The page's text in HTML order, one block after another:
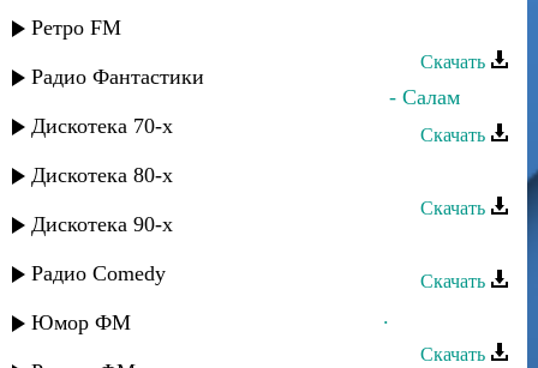
Ретро FM
Радио Фантастики
Дискотека 70-х
Дискотека 80-х
Дискотека 90-х
Радио Comedy
Юмор ФМ
Нурудин Абдуллаев - Йиз ккунир
Скачать
Гюльназ Гаджикурбанова и Мурад - Салам
Скачать
Ахмед Закариев - Хаджи-Мурад
Скачать
Скачать
Мурад Садуев - Сюймегис яшлар...
Скачать